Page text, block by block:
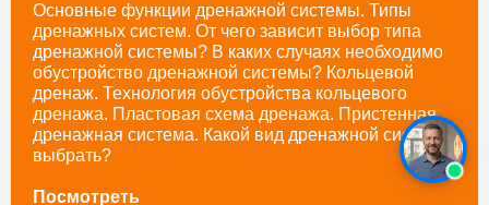
Основные функции дренажной системы. Типы
дренажных систем. От чего зависит выбор типа
дренажной системы? В каких случаях необходимо
обустройство дренажной системы? Кольцевой
дренаж. Технология обустройства кольцевого
дренажа. Пластовая схема дренажа. Пристенная
дренажная система. Какой вид дренажной системы
выбрать?
Посмотреть